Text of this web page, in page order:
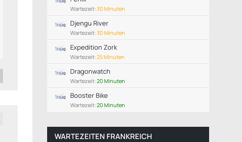
Wartezeit: 30 Minuten
Djengu River
Wartezeit: 30 Minuten
Expedition Zork
Wartezeit: 25 Minuten
Dragonwatch
Wartezeit: 20 Minuten
Booster Bike
Wartezeit: 20 Minuten
WARTEZEITEN FRANKREICH